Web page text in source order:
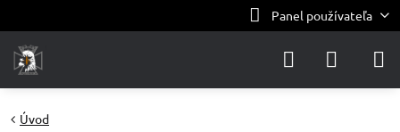
Panel používateľa
Úvod